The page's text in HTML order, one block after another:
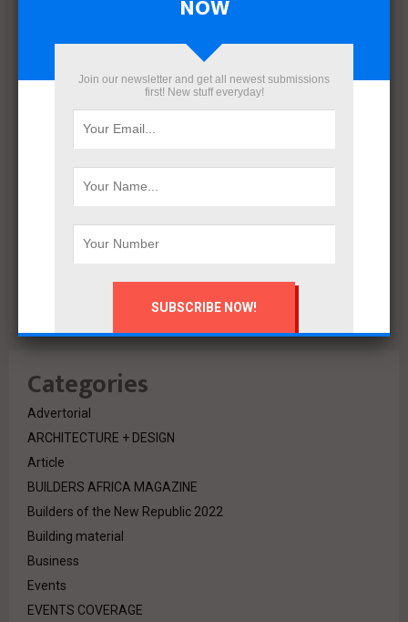
October 2021
August 2020
February 2020
July 2018
June 2018
Categories
Advertorial
ARCHITECTURE + DESIGN
Article
BUILDERS AFRICA MAGAZINE
Builders of the New Republic 2022
Building material
Business
Events
EVENTS COVERAGE
NOW
Join our newsletter and get all newest submissions
first! New stuff everyday!